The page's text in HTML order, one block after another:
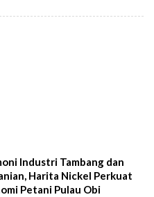
Industri Tambang dan
Harita Nickel Perkuat
Petani Pulau Obi